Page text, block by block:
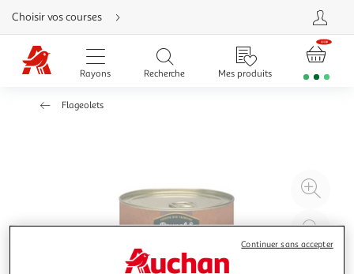
Aller
directement
au
contenu
Aller
directement
Aller
Choisir vos courses
Rayons Recherche Mes produits
Flageolets
à
Continuer sans accepter